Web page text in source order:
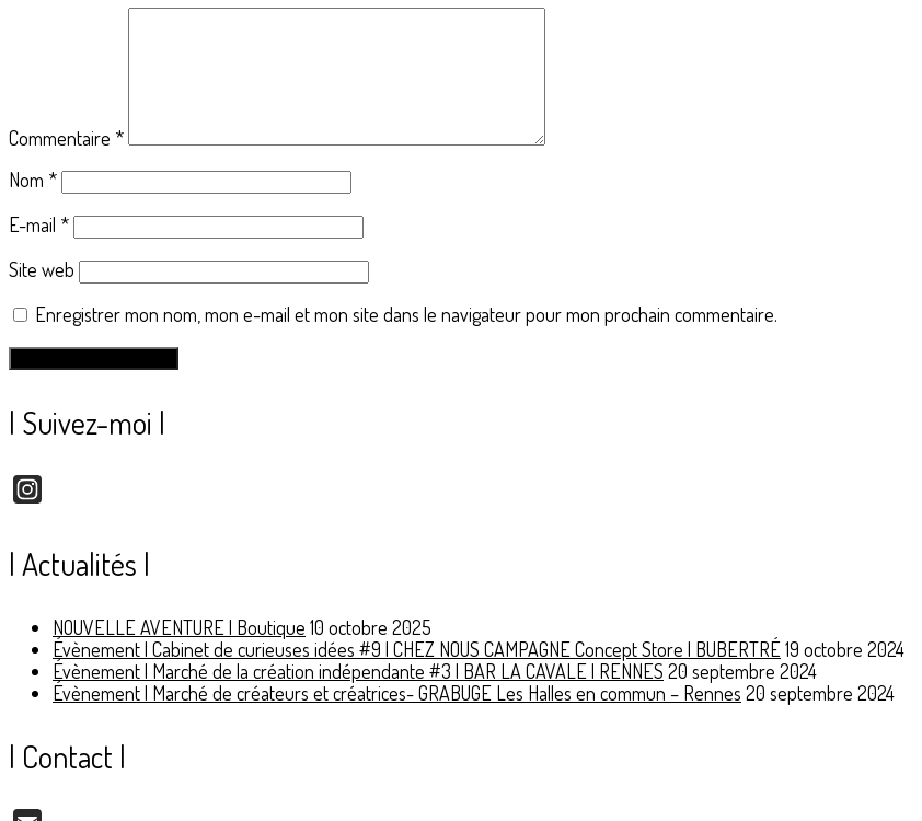
Commentaire *
Nom *
E-mail *
Site web
Enregistrer mon nom, mon e-mail et mon site dans le navigateur pour mon prochain commentaire.
| Suivez-moi |
| Actualités |
NOUVELLE AVENTURE | Boutique 10 octobre 2025
Évènement | Cabinet de curieuses idées #9 | CHEZ NOUS CAMPAGNE Concept Store | BUBERTRÉ19 octobre 2024
Évènement | Marché de la création indépendante #3 | BAR LA CAVALE | RENNES 20 septembre 2024
Évènement | Marché de créateurs et créatrices- GRABUGE Les Halles en commun – Rennes 20 septembre 2024
| Contact |